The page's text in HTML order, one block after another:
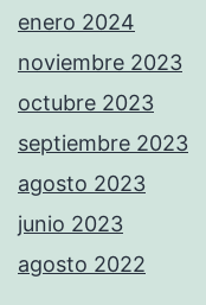
enero 2024
noviembre 2023
octubre 2023
septiembre 2023
agosto 2023
junio 2023
agosto 2022